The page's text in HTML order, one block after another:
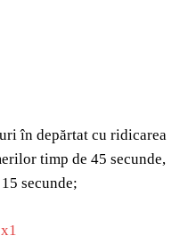
în depărtat cu ridicarea
timp de 45 secunde,
secunde;